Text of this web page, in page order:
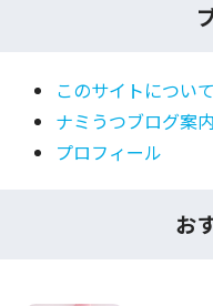
このサイトについて
ナミうつブログ案
プロフィール
お